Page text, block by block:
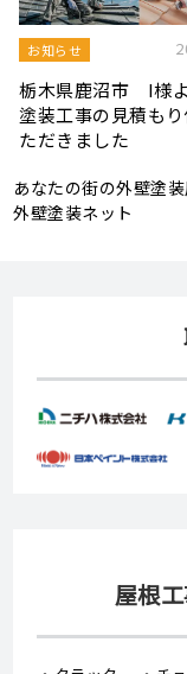
モルタル外壁の特
状、メンテナンス方
あなたの街の外壁塗
外壁塗装ネット
屋根